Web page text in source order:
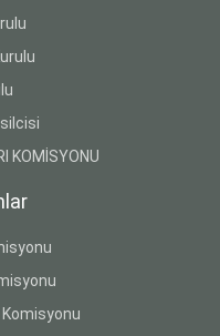
KOMİSYONU
Komisyonu